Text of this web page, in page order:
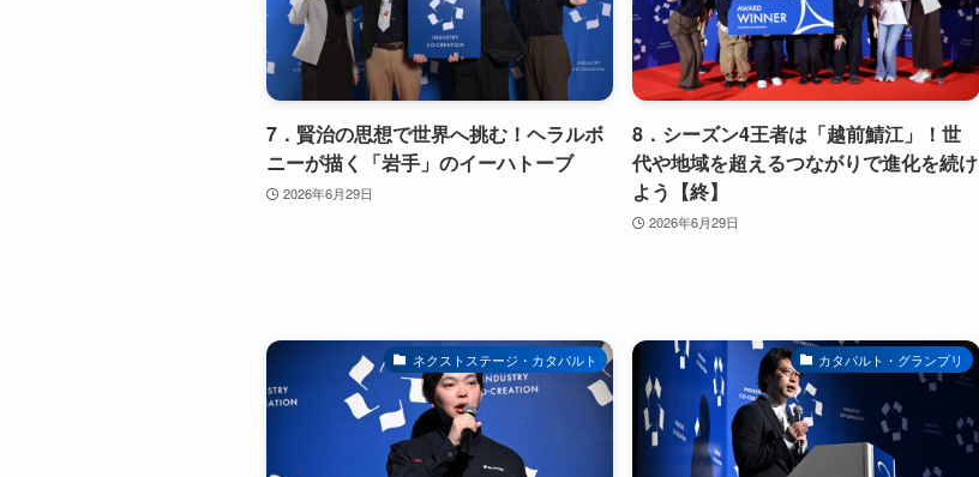
7．賢治の思想で世界へ挑む！ヘラルボ
ニーが描く「岩手」のイーハトーブ
2026年6月29日
8．シーズン4王者は「越前鯖江」！世
代や地域を超えるつながりで進化を続け
よう【終】
2026年6月29日
ネクストステージ・カタパルト カタパルト・グランプリ